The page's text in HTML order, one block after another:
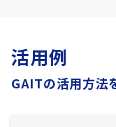
活用例
GAITの活用方法